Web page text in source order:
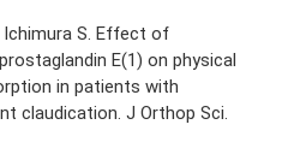
Ichimura S. Effect of
E(1) on physical
in patients with
claudication. J Orthop Sci.